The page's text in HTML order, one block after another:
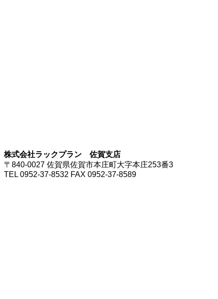
株式会社ラックプラン 佐賀支店
〒840-0027 佐賀県佐賀市本庄町大字本庄253番3
TEL 0952-37-8532 FAX 0952-37-8589